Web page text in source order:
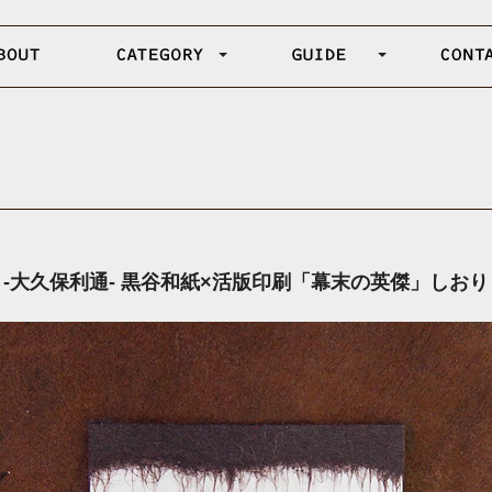
-大久保利通- 黒谷和紙×活版印刷「幕末の英傑」しおり